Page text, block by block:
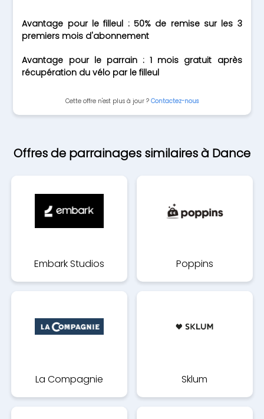
Avantage pour le filleul : 50% de remise sur les 3
premiers mois d'abonnement
Avantage pour le parrain : 1 mois gratuit après
récupération du vélo par le filleul
Cette offre n'est plus à jour ? Contactez-nous
Offres de parrainages similaires à Dance
Embark Studios Poppins
La Compagnie Sklum